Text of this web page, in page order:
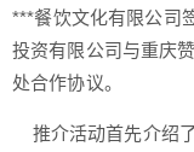
***餐饮文化有限公司
投资有限公司与重庆
处合作协议。
推介活动首先介绍了